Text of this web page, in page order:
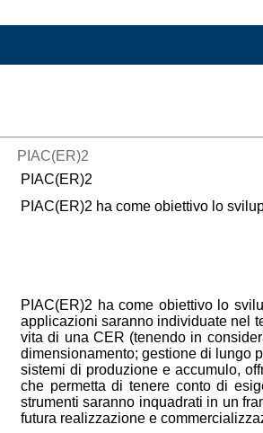
PIAC(ER)2
PIAC(ER)2
PIAC(ER)2 ha come obiettivo lo
PIAC(ER)2 ha come obiettivo lo
applicazioni saranno individuate nel
vita di una CER (tenendo in
dimensionamento; gestione di lungo
sistemi di produzione e accumulo,
che permetta di tenere conto di
strumenti saranno inquadrati in un
futura realizzazione e